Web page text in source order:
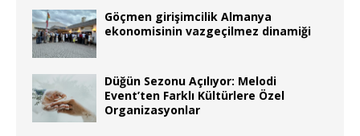
Göçmen girişimcilik Almanya
ekonomisinin vazgeçilmez dinamiği
Düğün Sezonu Açılıyor: Melodi
Event’ten Farklı Kültürlere Özel
Organizasyonlar